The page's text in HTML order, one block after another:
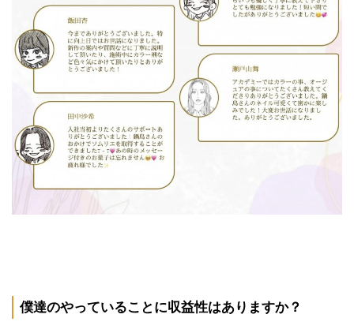
僕達のやっていることに収益性はありますか？